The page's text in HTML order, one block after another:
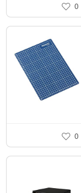
0
0